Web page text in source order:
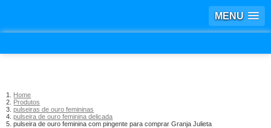
MENU
Home
Produtos
pulseiras de ouro femininas
pulseira de ouro feminina delicada
pulseira de ouro feminina com pingente para comprar Granja Julieta